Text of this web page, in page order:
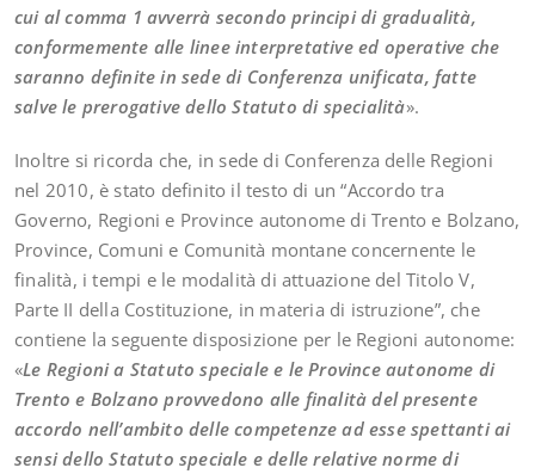
cui al comma 1 avverrà secondo principi di gradualità,
conformemente alle linee interpretative ed operative che
saranno definite in sede di Conferenza unificata, fatte
salve le prerogative dello Statuto di specialità».
Inoltre si ricorda che, in sede di Conferenza delle Regioni
nel 2010, è stato definito il testo di un “Accordo tra
Governo, Regioni e Province autonome di Trento e Bolzano,
Province, Comuni e Comunità montane concernente le
finalità, i tempi e le modalità di attuazione del Titolo V,
Parte II della Costituzione, in materia di istruzione”, che
contiene la seguente disposizione per le Regioni autonome:
«Le Regioni a Statuto speciale e le Province autonome di
Trento e Bolzano provvedono alle finalità del presente
accordo nell’ambito delle competenze ad esse spettanti ai
sensi dello Statuto speciale e delle relative norme di